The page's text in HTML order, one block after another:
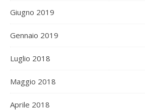
Giugno 2019
Gennaio 2019
Luglio 2018
Maggio 2018
Aprile 2018